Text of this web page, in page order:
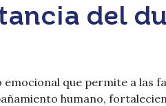
del
emocional que permite a las
humano,